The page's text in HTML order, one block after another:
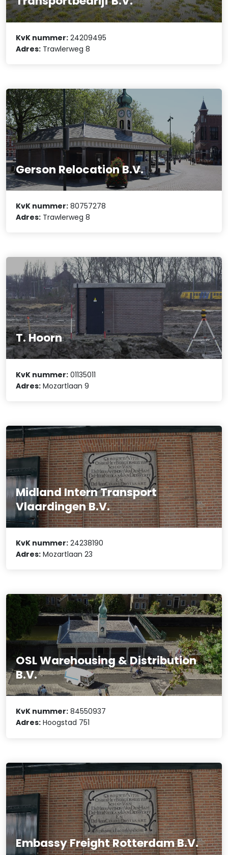
KvK nummer: 24209495
Adres: Trawlerweg 8
Gerson Relocation B.V.
KvK nummer: 80757278
Adres: Trawlerweg 8
T. Hoorn
KvK nummer: 01135011
Adres: Mozartlaan 9
Midland Intern Transport
Vlaardingen B.V.
KvK nummer: 24238190
Adres: Mozartlaan 23
OSL Warehousing & Distribution
B.V.
KvK nummer: 84550937
Adres: Hoogstad 751
Embassy Freight Rotterdam B.V.